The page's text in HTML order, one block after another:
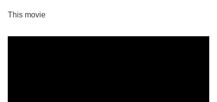
This movie